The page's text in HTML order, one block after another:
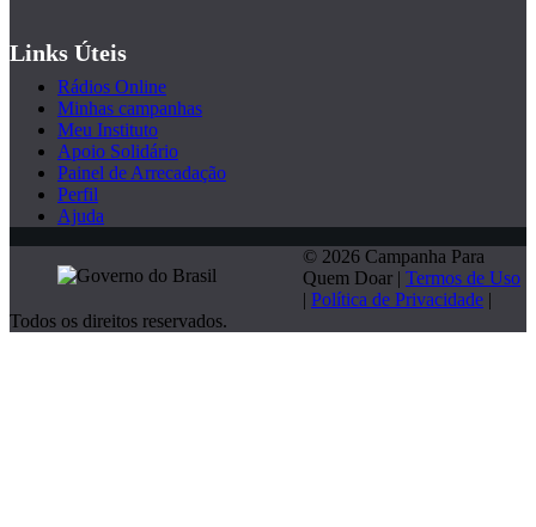
Links Úteis
Rádios Online
Minhas campanhas
Meu Instituto
Apoio Solidário
Painel de Arrecadação
Perfil
Ajuda
© 2026 Campanha Para
Quem Doar | Termos de Uso
| Política de Privacidade |
Todos os direitos reservados.